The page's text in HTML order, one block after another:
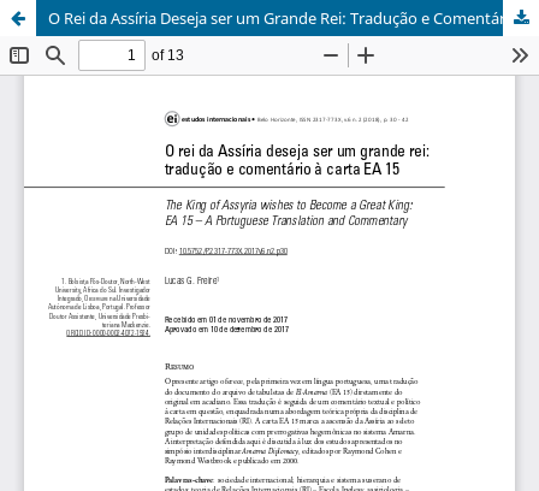
O Rei da Assíria Deseja ser um Grande Rei: Tradução e Comentário à Carta EA 15